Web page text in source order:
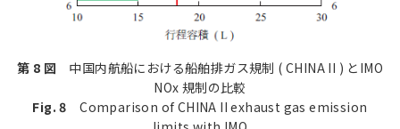
第 8 図 中国内航船における船舶排ガス規制 ( CHINA II ) とIMO
NOx 規制の比較
Fig. 8 Comparison of CHINA II exhaust gas emission